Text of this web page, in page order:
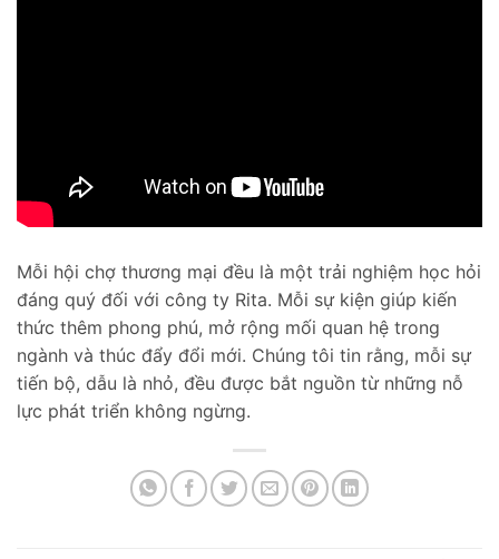
Mỗi hội chợ thương mại đều là một trải nghiệm học hỏi
đáng quý đối với công ty Rita. Mỗi sự kiện giúp kiến
thức thêm phong phú, mở rộng mối quan hệ trong
ngành và thúc đẩy đổi mới. Chúng tôi tin rằng, mỗi sự
tiến bộ, dẫu là nhỏ, đều được bắt nguồn từ những nỗ
lực phát triển không ngừng.